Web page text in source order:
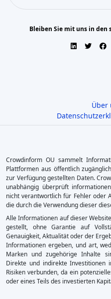
Bleiben Sie mit uns in den
Über
Crowdinform OU sammelt
Plattformen aus öffentlich
zur Verfügung gestellten Daten.
unabhängig überprüft
nicht verantwortlich für Fehler oder
die durch die Verwendung dieser
Alle Informationen auf dieser
gestellt, ohne Garantie auf
Genauigkeit, Aktualität oder der
Informationen ergeben, und art,
Marken und zugehörige Inhalte
Direkte und indirekte Investitionen
Risiken verbunden, da ein
oder eines Teils des investierten